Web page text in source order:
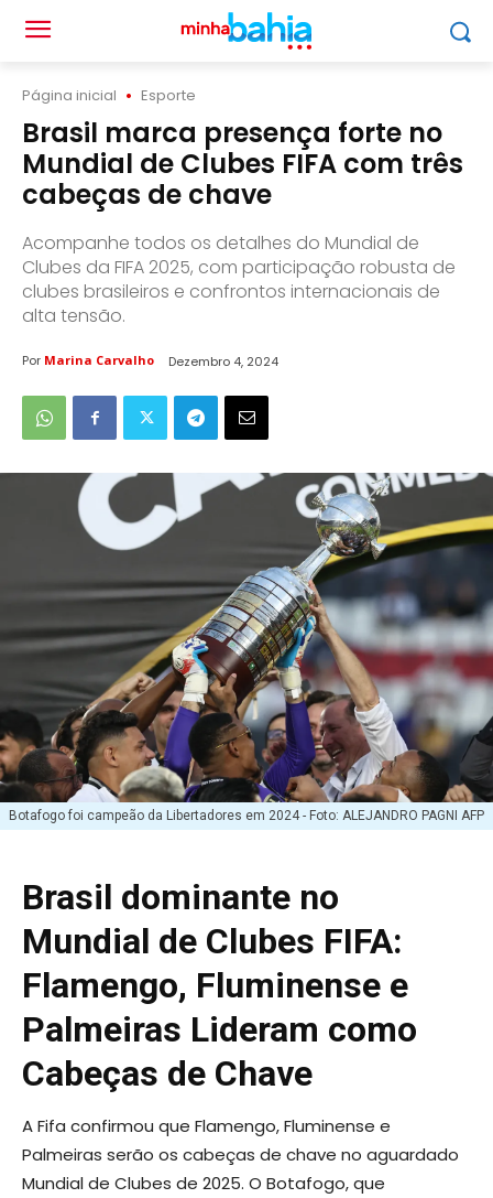
Página inicial Esporte
Brasil marca presença forte no
Mundial de Clubes FIFA com três
cabeças de chave
Acompanhe todos os detalhes do Mundial de
Clubes da FIFA 2025, com participação robusta de
clubes brasileiros e confrontos internacionais de
alta tensão.
Por Marina Carvalho Dezembro 4, 2024
Botafogo foi campeão da Libertadores em 2024 - Foto: ALEJANDRO PAGNI AFP
Brasil dominante no
Mundial de Clubes FIFA:
Flamengo, Fluminense e
Palmeiras Lideram como
Cabeças de Chave
A Fifa confirmou que Flamengo, Fluminense e
Palmeiras serão os cabeças de chave no aguardado
Mundial de Clubes de 2025. O Botafogo, que